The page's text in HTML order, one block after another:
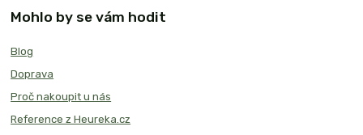
Mohlo by se vám hodit
Blog
Doprava
Proč nakoupit u nás
Reference z Heureka.cz